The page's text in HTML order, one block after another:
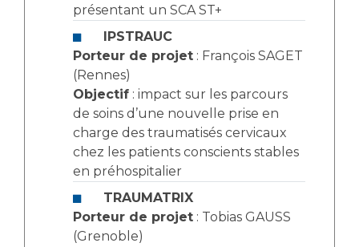
présentant un SCA ST+
IPSTRAUC
Porteur de projet : François SAGET
(Rennes)
Objectif : impact sur les parcours
de soins d’une nouvelle prise en
charge des traumatisés cervicaux
chez les patients conscients stables
en préhospitalier
TRAUMATRIX
Porteur de projet : Tobias GAUSS
(Grenoble)